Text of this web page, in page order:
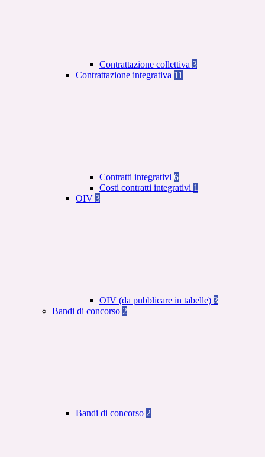
Contrattazione collettiva 3
Contrattazione integrativa 11
Contratti integrativi 6
Costi contratti integrativi 1
OIV 3
OIV (da pubblicare in tabelle) 3
Bandi di concorso 2
Bandi di concorso 2